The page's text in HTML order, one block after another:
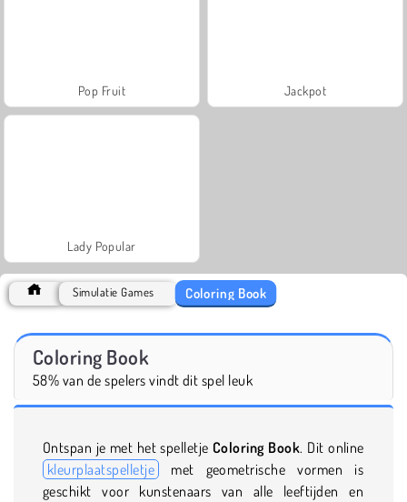
Pop Fruit Jackpot
Lady Popular
Simulatie Games Coloring Book
Coloring Book
58% van de spelers vindt dit spel leuk
Ontspan je met het spelletje Coloring Book. Dit online
kleurplaatspelletje
met geometrische vormen is
geschikt voor kunstenaars van alle leeftijden en